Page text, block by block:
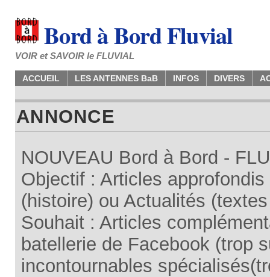
Bord à Bord Fluvial
VOIR et SAVOIR le FLUVIAL
ACCUEIL LES ANTENNES BaB INFOS DIVERS
ANNONCE
NOUVEAU Bord à Bord -
Objectif : Articles
(histoire) ou Actualités
Souhait : Articles
batellerie de Facebook (trop
incontournables